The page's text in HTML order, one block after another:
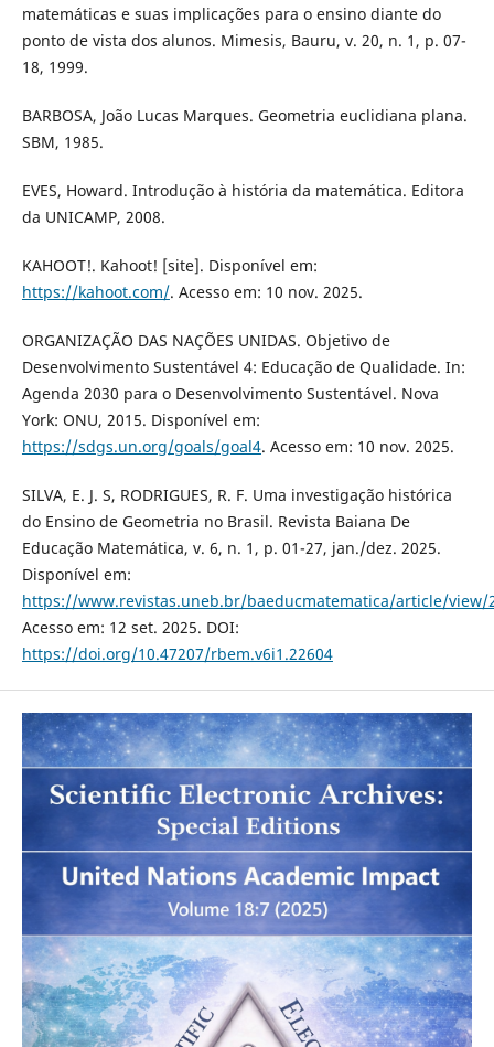
matemáticas e suas implicações para o ensino diante do
ponto de vista dos alunos. Mimesis, Bauru, v. 20, n. 1, p. 07-
18, 1999.
BARBOSA, João Lucas Marques. Geometria euclidiana plana.
SBM, 1985.
EVES, Howard. Introdução à história da matemática. Editora
da UNICAMP, 2008.
KAHOOT!. Kahoot! [site]. Disponível em:
https://kahoot.com/. Acesso em: 10 nov. 2025.
ORGANIZAÇÃO DAS NAÇÕES UNIDAS. Objetivo de
Desenvolvimento Sustentável 4: Educação de Qualidade. In:
Agenda 2030 para o Desenvolvimento Sustentável. Nova
York: ONU, 2015. Disponível em:
https://sdgs.un.org/goals/goal4. Acesso em: 10 nov. 2025.
SILVA, E. J. S, RODRIGUES, R. F. Uma investigação histórica
do Ensino de Geometria no Brasil. Revista Baiana De
Educação Matemática, v. 6, n. 1, p. 01-27, jan./dez. 2025.
Disponível em:
https://www.revistas.uneb.br/baeducmatematica/article/view/
Acesso em: 12 set. 2025. DOI:
https://doi.org/10.47207/rbem.v6i1.22604